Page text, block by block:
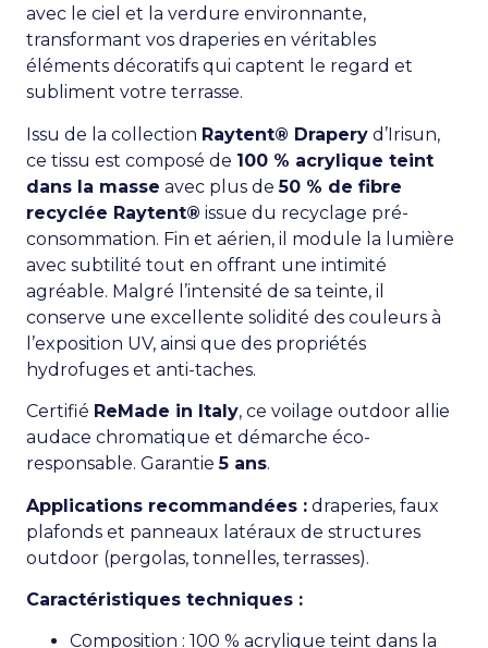
avec le ciel et la verdure environnante,
transformant vos draperies en véritables
éléments décoratifs qui captent le regard et
subliment votre terrasse.
Issu de la collection Raytent® Drapery d’Irisun,
ce tissu est composé de 100 % acrylique teint
dans la masse avec plus de50 % de fibre
recyclée Raytent® issue du recyclage pré-
consommation. Fin et aérien, il module la lumière
avec subtilité tout en offrant une intimité
agréable. Malgré l’intensité de sa teinte, il
conserve une excellente solidité des couleurs à
l’exposition UV, ainsi que des propriétés
hydrofuges et anti-taches.
Certifié ReMade in Italy, ce voilage outdoor allie
audace chromatique et démarche éco-
responsable. Garantie5 ans.
Applications recommandées : draperies, faux
plafonds et panneaux latéraux de structures
outdoor (pergolas, tonnelles, terrasses).
Caractéristiques techniques :
Composition : 100 % acrylique teint dans la